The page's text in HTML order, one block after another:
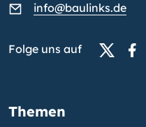
info@baulinks.de
Folge uns auf
Themen